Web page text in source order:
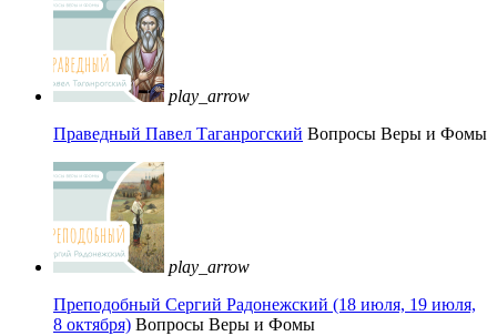
play_arrow
Праведный Павел Таганрогский Вопросы Веры и Фомы
play_arrow
Преподобный Сергий Радонежский (18 июля, 19 июля,
8 октября) Вопросы Веры и Фомы